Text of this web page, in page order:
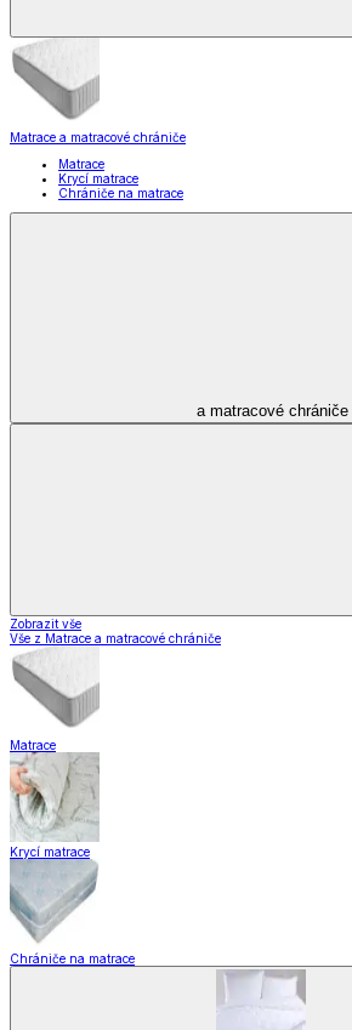
Matrace a matracové chrániče
Matrace
Krycí matrace
Chrániče na matrace
a matracové chrániče
Zobrazit vše
Vše z Matrace a matracové chrániče
Matrace
Krycí matrace
Chrániče na matrace